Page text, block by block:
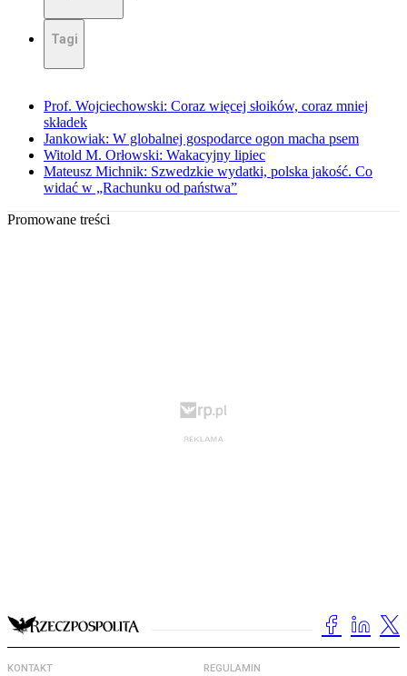
Tagi
Prof. Wojciechowski: Coraz więcej słoików, coraz mniej
składek
Jankowiak: W globalnej gospodarce ogon macha psem
Witold M. Orłowski: Wakacyjny lipiec
Mateusz Michnik: Szwedzkie wydatki, polska jakość. Co
widać w „Rachunku od państwa”
Promowane treści
KONTAKT REGULAMIN